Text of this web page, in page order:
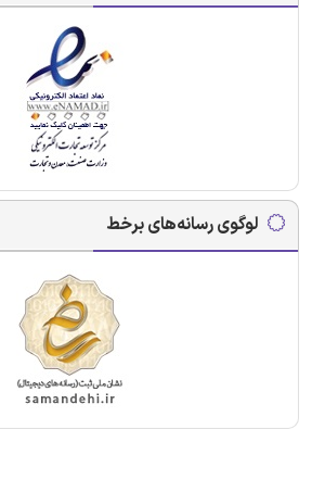
لوگوی رسانه‌های برخط